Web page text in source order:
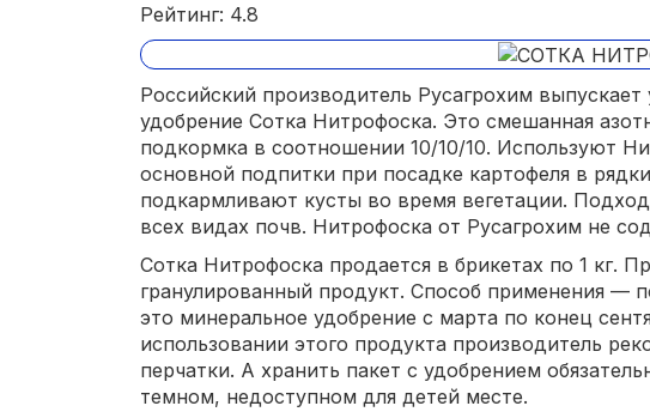
Рейтинг: 4.8
Российский производитель Русагрохим выпускает
удобрение Сотка Нитрофоска. Это смешанная
подкормка в соотношении 10/10/10. Используют
основной подпитки при посадке картофеля в
подкармливают кусты во время вегетации.
всех видах почв. Нитрофоска от Русагрохим не
Сотка Нитрофоска продается в брикетах по 1 кг.
гранулированный продукт. Способ применения —
это минеральное удобрение с марта по конец
использовании этого продукта производитель
перчатки. А хранить пакет с удобрением
темном, недоступном для детей месте.